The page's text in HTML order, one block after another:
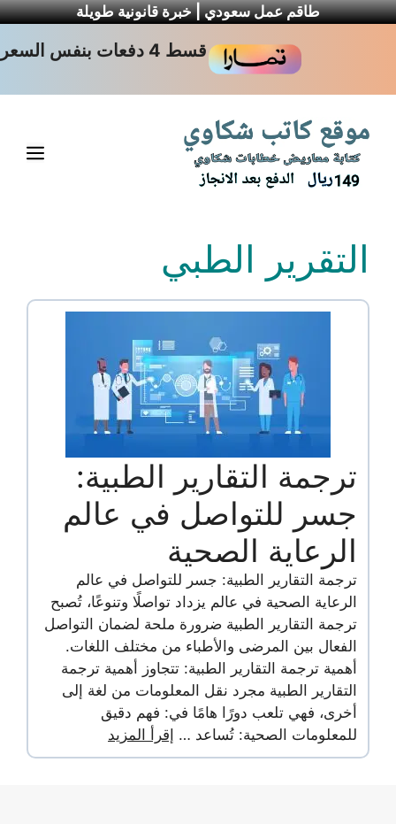
طاقم عمل سعودي | خبرة قانونية طويلة
قسط 4 دفعات بنفس السعر
التقرير الطبي
ترجمة التقارير الطبية:
جسر للتواصل في عالم
الرعاية الصحية
ترجمة التقارير الطبية: جسر للتواصل في عالم
الرعاية الصحية في عالم يزداد تواصلًا وتنوعًا، تُصبح
ترجمة التقارير الطبية ضرورة ملحة لضمان التواصل
الفعال بين المرضى والأطباء من مختلف اللغات.
أهمية ترجمة التقارير الطبية: تتجاوز أهمية ترجمة
التقارير الطبية مجرد نقل المعلومات من لغة إلى
أخرى، فهي تلعب دورًا هامًا في: فهم دقيق
للمعلومات الصحية: تُساعد … إقرأ المزيد